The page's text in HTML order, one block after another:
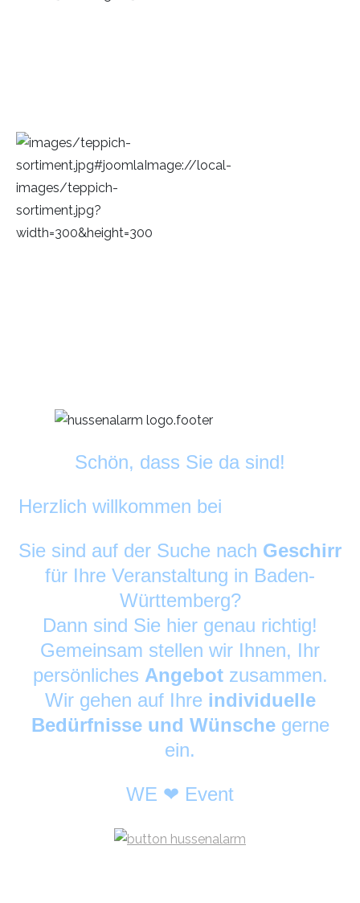
Schön, dass Sie da sind!
Herzlich willkommen bei
Sie sind auf der Suche nach Geschirr
für Ihre Veranstaltung in Baden-
Württemberg?
Dann sind Sie hier genau richtig!
Gemeinsam stellen wir Ihnen, Ihr
persönliches Angebot zusammen.
Wir gehen auf Ihre individuelle
Bedürfnisse und Wünschegerne
ein.
WE ❤ Event